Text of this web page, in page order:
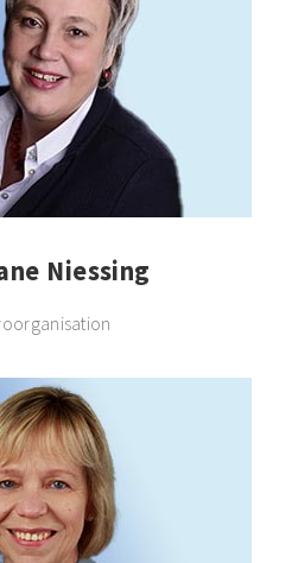
Niessing